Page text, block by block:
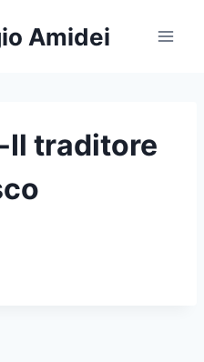
Amidei
Il traditore